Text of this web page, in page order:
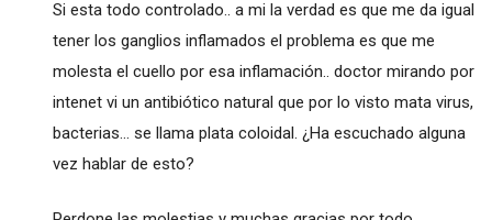
Si esta todo controlado.. a mi la verdad es que me da igual
tener los ganglios inflamados el problema es que me
molesta el cuello por esa inflamación.. doctor mirando por
intenet vi un antibiótico natural que por lo visto mata virus,
bacterias... se llama plata coloidal. ¿Ha escuchado alguna
vez hablar de esto?